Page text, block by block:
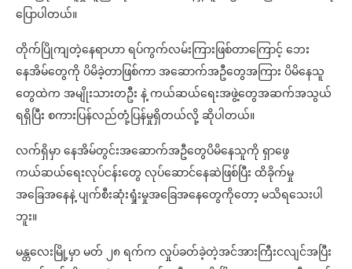
ပြောပါတယ်။
တိုက်ပြိုကျတဲ့နေရာဟာ ရပ်ကွက်လမ်းကြားဖြစ်တာကြောင့် ဘေး
နေအိမ်တွေကို ပိမိခဲ့တာဖြစ်ကာ အဆောက်အဦတွေအကြား ပိမိနေသူ
တွေထဲက အမျိုးသားတဦး နဲ့ ကယ်ဆယ်ရေးအဖွဲ့တွေအဆက်အသွယ်
ရရှိပြီး စကားပြန်လည်တုံ့ပြန်မှုရှိတယ်လို့ ဆိုပါတယ်။
လက်ရှိမှာ နေအိမ်တွင်းအဆောက်အဦတွေပိမိနေသူကို ရှာဖွေ
ကယ်ဆယ်ရေးလုပ်ငန်းတွေ လုပ်ဆောင်နေဆဲဖြစ်ပြီး ထိခိုက်မှု
အခြေအနေနဲ့ ပျက်စီးဆုံးရှုံးမှုအခြေအနေတွေကိုတော့ မသိရသေးပါ
ဘူး။
မန္တလေးမြို့မှာ မတ် ၂၈ ရက်က လှုပ်ခတ်ခဲ့တဲ့အင်အားကြီးငလျင်အပြီး